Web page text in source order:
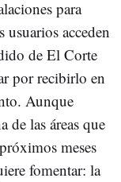
para
usuarios acceden
de El Corte
por recibirlo en
Aunque
de las áreas que
meses
fomentar: la